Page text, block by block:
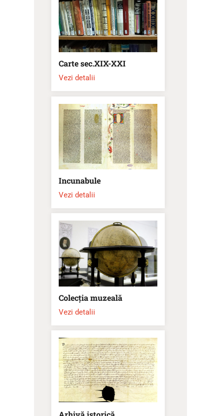
Carte sec.XIX-XXI
Vezi detalii
Incunabule
Vezi detalii
Colecția muzeală
Vezi detalii